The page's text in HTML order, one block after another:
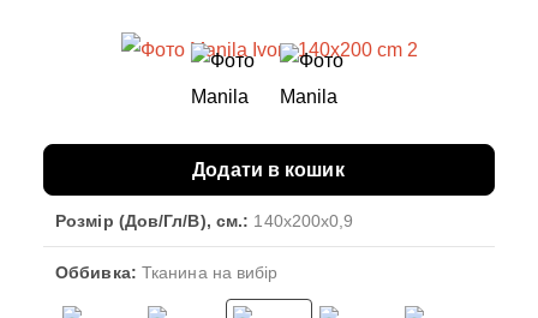
Розмір (Дов/Гл/В), см.: 140x200x0,9
Оббивка: Тканина на вибір
Додати в кошик